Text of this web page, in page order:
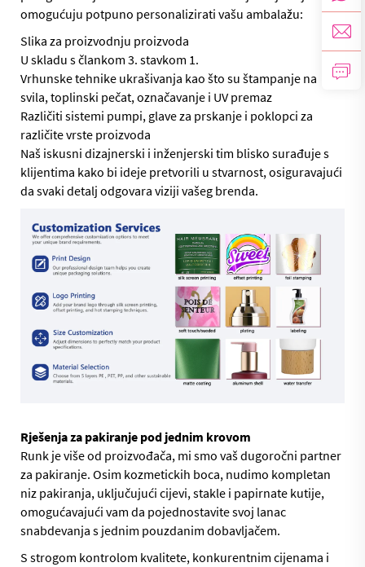
omogućuju potpuno personalizirati vašu ambalažu:
Slika za proizvodnju proizvoda
U skladu s člankom 3. stavkom 1.
Vrhunske tehnike ukrašivanja kao što su štampanje na
svila, toplinski pečat, označavanje i UV premaz
Različiti sistemi pumpi, glave za prskanje i poklopci za
različite vrste proizvoda
Naš iskusni dizajnerski i inženjerski tim blisko surađuje s
klijentima kako bi ideje pretvorili u stvarnost, osiguravajući
da svaki detalj odgovara viziji vašeg brenda.
Rješenja za pakiranje pod jednim krovom
Runk je više od proizvođača, mi smo vaš dugoročni partner
za pakiranje. Osim kozmetickih boca, nudimo kompletan
niz pakiranja, uključujući cijevi, stakle i papirnate kutije,
omogućavajući vam da pojednostavite svoj lanac
snabdevanja s jednim pouzdanim dobavljačem.
S strogom kontrolom kvalitete, konkurentnim cijenama i